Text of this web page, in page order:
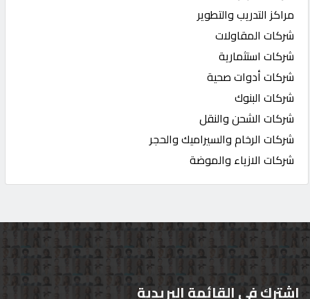
مراكز التدريب والتطوير
شركات المقاولات
شركات استثمارية
شركات أدوات صحية
شركات البنوك
شركات الشحن والنقل
شركات الرخام والسيراميك والحجر
شركات الازياء والموضة
اشترك في القائمة البريدية